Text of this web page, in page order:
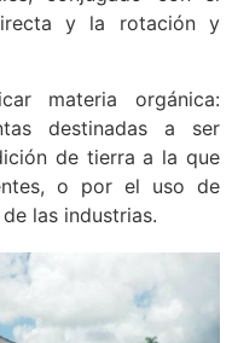
y la rotación y
materia orgánica:
destinadas a ser
de tierra a la que
o por el uso de
las industrias.